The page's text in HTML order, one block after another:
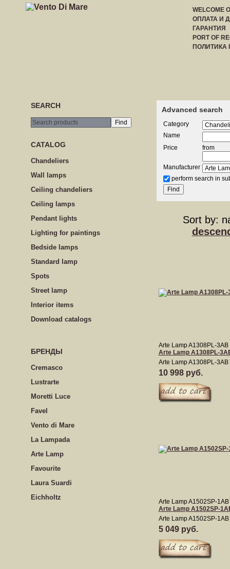
WELCOME
ОПЛАТА И
ГАРАНТИЯ
PORT OF
SEARCH
CATALOG
Сhandeliers
Wall lamps
Сeiling сhandeliers
Ceiling lamps
Pendant lights
Lighting for paintings
Bedside lamps
Standard lamp
Spots
Street lamp
Interior items
Download catalogs
БРЕНДЫ
Cremasco
Lustrarte
Moretti Luce
Favel
Vento di Mare
La Lampada
Arte Lamp
Favourite
Laura Suardi
Eichholtz
Advanced search
Category
Name
Price
from
Manufacturer
perform search in
Sort by:
Arte Lamp A1308PL-3AB
Arte Lamp A1308PL-
Arte Lamp A1308PL-3AB
10 998 руб.
Arte Lamp A1502SP-1AB
Arte Lamp A1502SP-
Arte Lamp A1502SP-1AB
5 049 руб.